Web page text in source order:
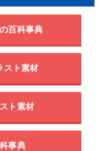
百科事典
スト素材
ト素材
事典